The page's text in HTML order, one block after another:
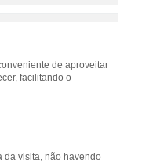
de aproveitar
facilitando o
da visita, não havendo